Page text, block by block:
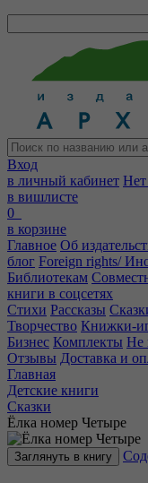
Вход
в личный кабинет Нет
в вишлисте
0
в корзине
Главное Об
блог Foreign rights/
Библиотекам
книги в соцсетях
Стихи Рассказы
Творчество Книжки-
Бизнес Комплекты Не
Отзывы Доставка и
Главная
Детские книги
Сказки
Ёлка номер Четыре
Заглянуть в книгу